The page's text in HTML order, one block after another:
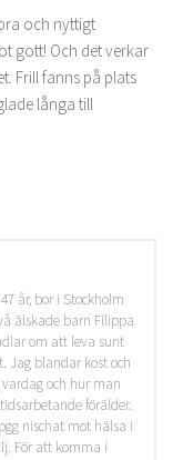
och nyttigt
gott! Och det verkar
Frill fanns på plats
långa till
år, bor i Stockholm
älskade barn Filippa
om att leva sunt
Jag blandar kost och
vardag och hur man
förälder.
nischat mot hälsa i
För att komma i